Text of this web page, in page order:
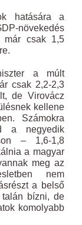
hatására a
növekedés
már csak 1,5
a múlt
csak 2,2-2,3
de Virovácz
kellene
Számokra
a negyedik
– 1,6-1,8
a magyar
meg az
nem
a belső
talán bízni, de
komolyabb